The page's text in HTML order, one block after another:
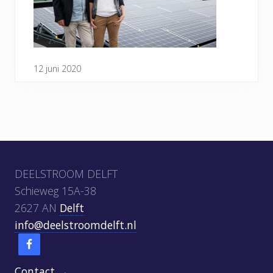
12 juni 2020
DEELSTROOM DELFT
Schieweg 15A-38
2627 AN Delft
info@deelstroomdelft.nl